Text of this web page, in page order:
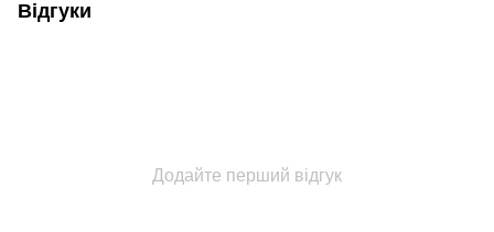
Відгуки
Додайте перший відгук